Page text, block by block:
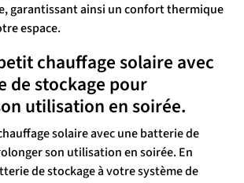
garantissant ainsi un confort thermique
espace.
chauffage solaire avec
de stockage pour
utilisation en soirée.
solaire avec une batterie de
son utilisation en soirée. En
de stockage à votre système de